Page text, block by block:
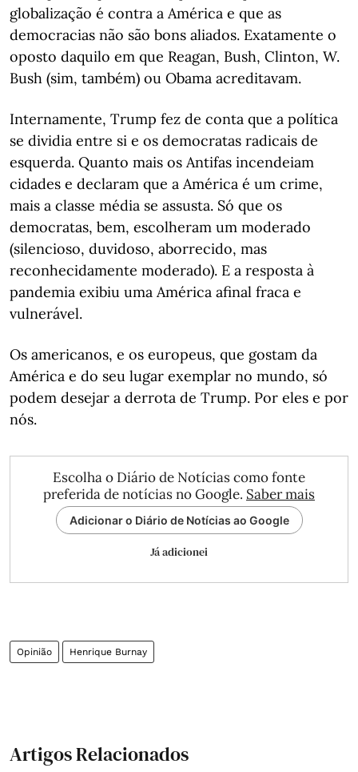
globalização é contra a América e que as
democracias não são bons aliados. Exatamente o
oposto daquilo em que Reagan, Bush, Clinton, W.
Bush (sim, também) ou Obama acreditavam.
Internamente, Trump fez de conta que a política
se dividia entre si e os democratas radicais de
esquerda. Quanto mais os Antifas incendeiam
cidades e declaram que a América é um crime,
mais a classe média se assusta. Só que os
democratas, bem, escolheram um moderado
(silencioso, duvidoso, aborrecido, mas
reconhecidamente moderado). E a resposta à
pandemia exibiu uma América afinal fraca e
vulnerável.
Os americanos, e os europeus, que gostam da
América e do seu lugar exemplar no mundo, só
podem desejar a derrota de Trump. Por eles e por
nós.
Escolha o Diário de Notícias como fonte
preferida de notícias no Google. Saber mais
Adicionar o Diário de Notícias ao Google
Já adicionei
Opinião Henrique Burnay
Artigos Relacionados